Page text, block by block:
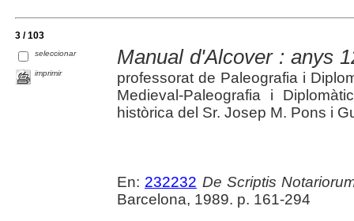
3 / 103
seleccionar
imprimir
Manual d'Alcover : anys
professorat de Paleografia i
Medieval-Paleografia i
històrica del Sr. Josep M. Pons i
En: 232232 De Scriptis
Barcelona, 1989. p. 161-294